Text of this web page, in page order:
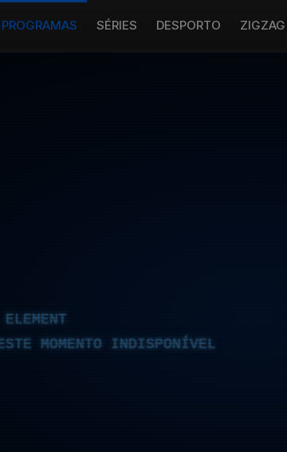
PROGRAMAS SÉRIES DESPORTO ZIGZAG
MOMENTO INDISPONÍVEL